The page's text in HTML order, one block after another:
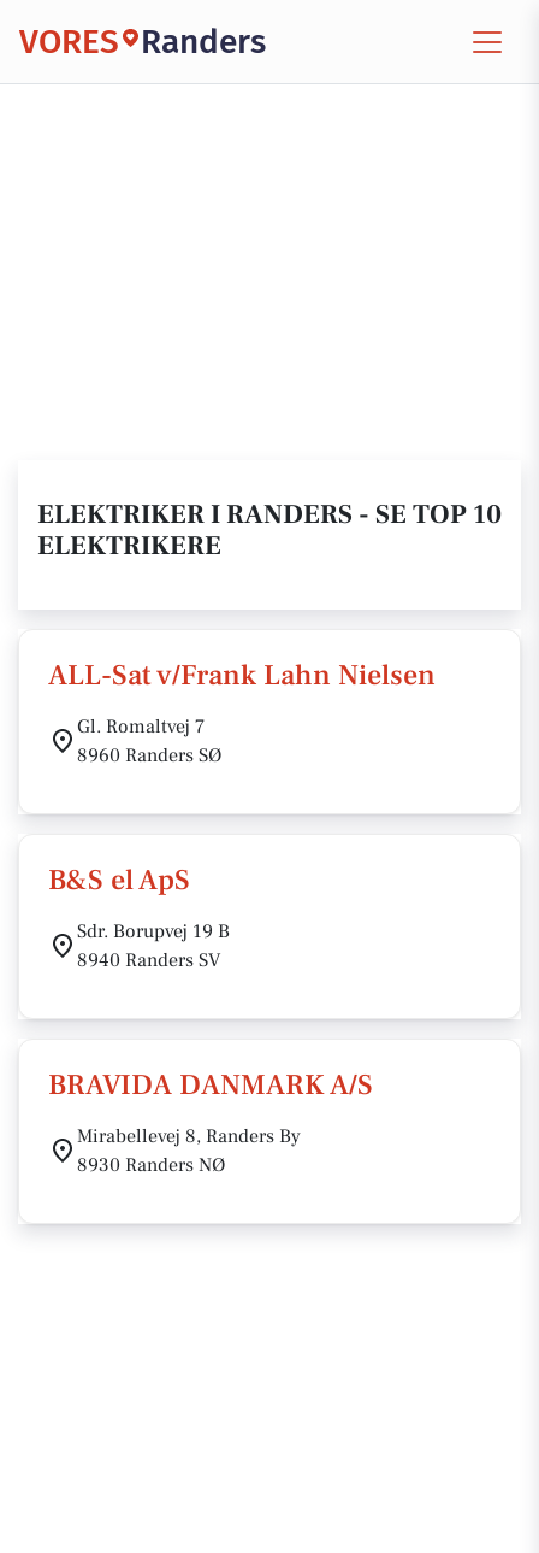
VORES Randers
ELEKTRIKER I RANDERS - SE TOP 10
ELEKTRIKERE
ALL-Sat v/Frank Lahn Nielsen
Gl. Romaltvej 7
8960 Randers SØ
B&S el ApS
Sdr. Borupvej 19 B
8940 Randers SV
BRAVIDA DANMARK A/S
Mirabellevej 8, Randers By
8930 Randers NØ